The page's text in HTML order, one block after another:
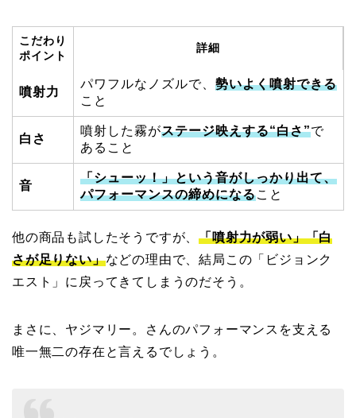
こだわり
ポイント
詳細
噴射力
パワフルなノズルで、 勢いよく噴射できる
こと
白さ
噴射した霧がステージ映えする“白さ”で
あること
音
「シューッ！」という音がしっかり出て、
パフォーマンスの締めになること
他の商品も試したそうですが、「噴射力が弱い」「白
さが足りない」などの理由で、結局この「ビジョンク
エスト」に戻ってきてしまうのだそう。
まさに、ヤジマリー。さんのパフォーマンスを支える
唯一無二の存在と言えるでしょう。